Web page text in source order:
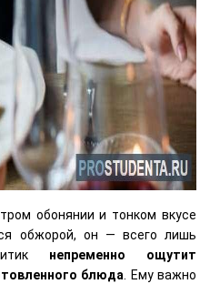
обонянии и тонком вкусе
обжорой, он — всего лишь
непременно ощутит
блюда. Ему важно